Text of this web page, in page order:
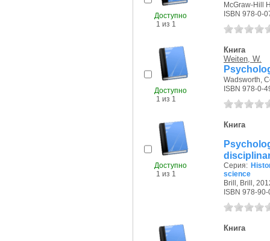
Доступно
1 из 1
McGraw-Hill
ISBN 978-0-
Доступно
1 из 1
Книга
Weiten, W.
Wadsworth,
ISBN 978-0-
Доступно
1 из 1
Книга
Серия:
science
Brill, Brill,
ISBN 978-
Книга